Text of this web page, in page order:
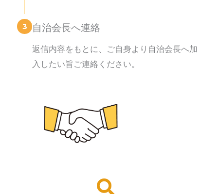
3 自治会長へ連絡
返信内容をもとに、ご自身より自治会長へ加
入したい旨ご連絡ください。